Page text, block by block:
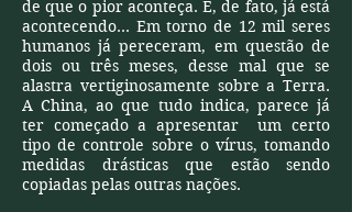
de que o pior aconteça. E, de fato, já está
acontecendo... Em torno de 12 mil seres
humanos já pereceram, em questão de
dois ou três meses, desse mal que se
alastra vertiginosamente sobre a Terra.
A China, ao que tudo indica, parece já
ter começado a apresentar um certo
tipo de controle sobre o vírus, tomando
medidas drásticas que estão sendo
copiadas pelas outras nações.